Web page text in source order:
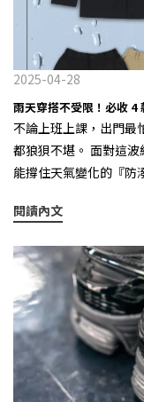
2025-04-28
雨天穿搭不受限！必收 4
不論上班上課，出門最
都狼狽不堪。 面對這
能撐住天氣變化的『防
如其來大雨的武器！ -
格，外層選用防潑水材
計，帶來輕量保暖效
頭！ 2. 防潑水基本
料有效阻擋水滴滲透，
無論戶外出行、日常穿
這邊買：https://lihi.cc/
防潑水布料有效減少
閱讀內文